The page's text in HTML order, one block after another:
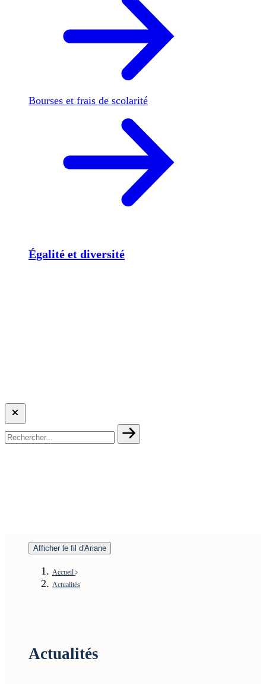
Bourses et frais de scolarité
Égalité et diversité
Afficher le fil d'Ariane
Accueil
Actualités
Actualités